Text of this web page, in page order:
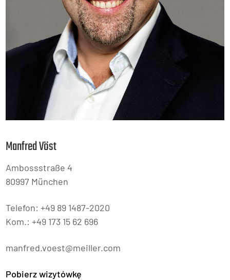
Manfred Vöst
Ambossstraße 4
80997 München
Telefon: +49 89 1487-2020
Kom.: +49 173 15 62 696
manfred.voest@meiller.com
Pobierz wizytówkę